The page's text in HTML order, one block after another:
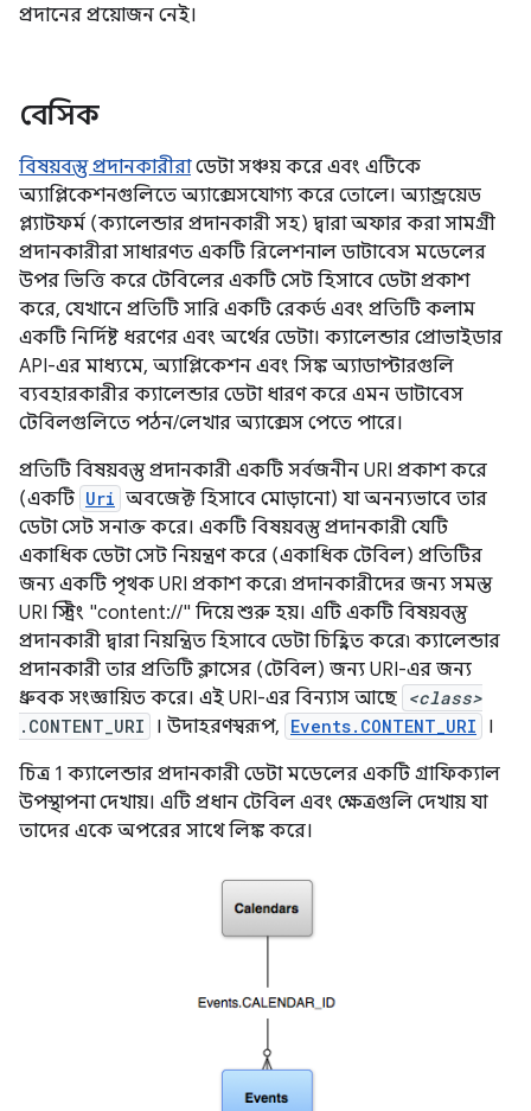
প্রদানের প্রয়োজন নেই।
বেসিক
বিষয়বস্তু প্রদানকারীরাডেটা সঞ্চয় করে এবং এটিকে
অ্যাপ্লিকেশনগুলিতে অ্যাক্সেসযোগ্য করে তোলে। অ্যান্ড্রয়েড
প্ল্যাটফর্ম (ক্যালেন্ডার প্রদানকারী সহ) দ্বারা অফার করা সামগ্রী
প্রদানকারীরা সাধারণত একটি রিলেশনাল ডাটাবেস মডেলের
উপর ভিত্তি করে টেবিলের একটি সেট হিসাবে ডেটা প্রকাশ
করে, যেখানে প্রতিটি সারি একটি রেকর্ড এবং প্রতিটি কলাম
একটি নির্দিষ্ট ধরণের এবং অর্থের ডেটা। ক্যালেন্ডার প্রোভাইডার
API-এর মাধ্যমে, অ্যাপ্লিকেশন এবং সিঙ্ক অ্যাডাপ্টারগুলি
ব্যবহারকারীর ক্যালেন্ডার ডেটা ধারণ করে এমন ডাটাবেস
টেবিলগুলিতে পঠন/লেখার অ্যাক্সেস পেতে পারে।
প্রতিটি বিষয়বস্তু প্রদানকারী একটি সর্বজনীন URI প্রকাশ করে
(একটি Uri অবজেক্ট হিসাবে মোড়ানো) যা অনন্যভাবে তার
ডেটা সেট সনাক্ত করে। একটি বিষয়বস্তু প্রদানকারী যেটি
একাধিক ডেটা সেট নিয়ন্ত্রণ করে (একাধিক টেবিল) প্রতিটির
জন্য একটি পৃথক URI প্রকাশ করে৷ প্রদানকারীদের জন্য সমস্ত
URI স্ট্রিং "content://" দিয়ে শুরু হয়। এটি একটি বিষয়বস্তু
প্রদানকারী দ্বারা নিয়ন্ত্রিত হিসাবে ডেটা চিহ্নিত করে৷ ক্যালেন্ডার
প্রদানকারী তার প্রতিটি ক্লাসের (টেবিল) জন্য URI-এর জন্য
ধ্রুবক সংজ্ঞায়িত করে। এই URI-এর বিন্যাস আছে <class>
.CONTENT_URI
। উদাহরণস্বরূপ, Events.CONTENT_URI
।
চিত্র 1 ক্যালেন্ডার প্রদানকারী ডেটা মডেলের একটি গ্রাফিক্যাল
উপস্থাপনা দেখায়। এটি প্রধান টেবিল এবং ক্ষেত্রগুলি দেখায় যা
তাদের একে অপরের সাথে লিঙ্ক করে।